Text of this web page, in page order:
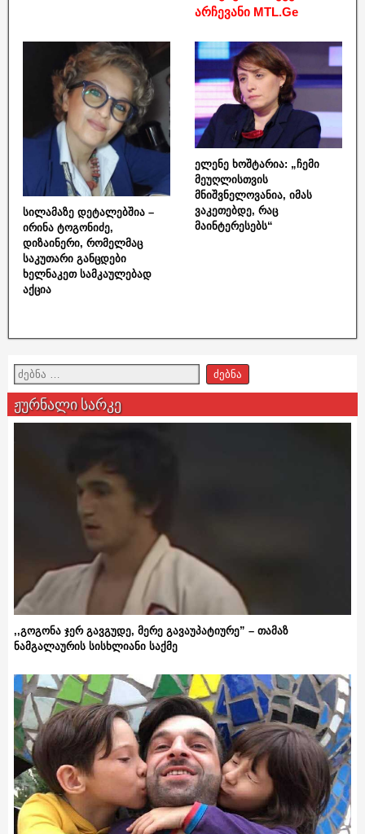
არჩევანი MTL.Ge
სილამაზე დეტალებშია –
ირინა ტოგონიძე,
დიზაინერი, რომელმაც
საკუთარი განცდები
ხელნაკეთ სამკაულებად
აქცია
ელენე ხოშტარია: „ჩემი
მეუღლისთვის
მნიშვნელოვანია, იმას
ვაკეთებდე, რაც
მაინტერესებს“
ჟურნალი სარკე
,,გოგონა ჯერ გავგუდე, მერე გავაუპატიურე” – თამაზ
ნამგალაურის სისხლიანი საქმე